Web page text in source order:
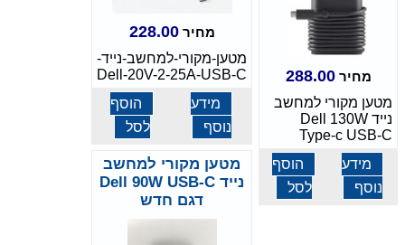
מחיר288.00
מטען מקורי למחשב
נייד Dell 130W
Type-c USB-C
מידע
נוסף
הוסף
לסל
מחיר228.00
מטען-מקורי-למחשב-נייד-
Dell-20V-2-25A-USB-C
מידע
נוסף
הוסף
לסל
מטען מקורי למחשב
נייד Dell 90W USB-C
דגם חדש